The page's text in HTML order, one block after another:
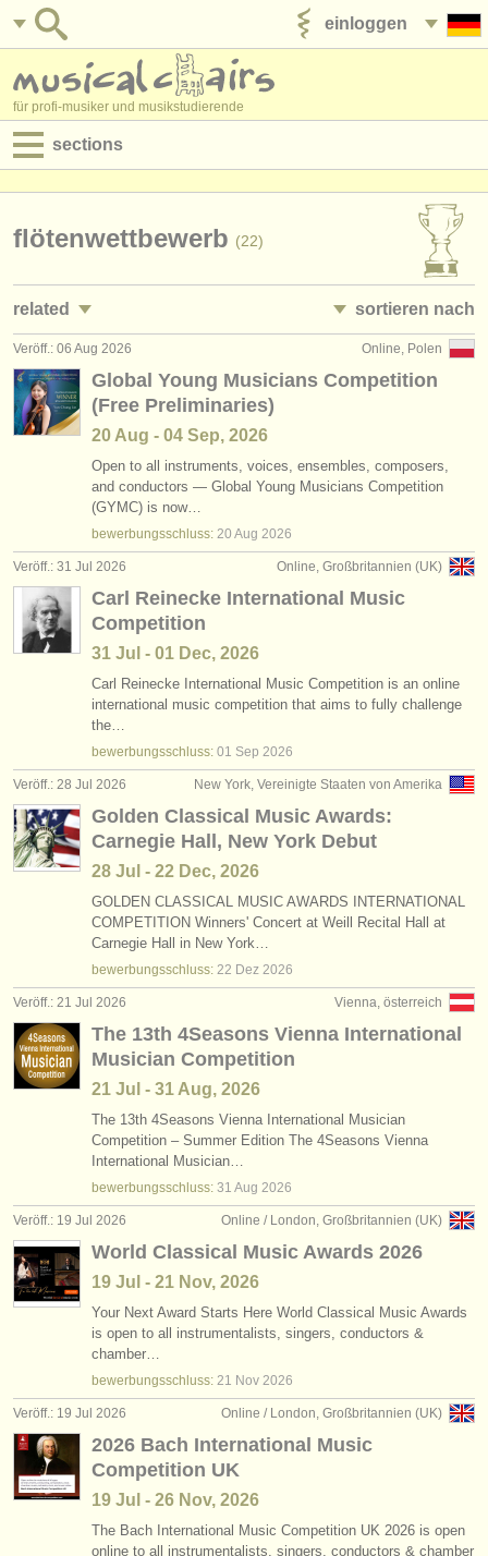
einloggen
für profi-musiker und musikstudierende
sections
jobs - verwaltung
degree courses
kurse
musikwettbewerbe
instrumentenverkauf
gestohlene instrumente
verzeichnisse:
orchester
musikhochschulen
jugendorchester
musicalchairs:
über musicalchairs
kontakt
rss feeds
nachrichten in der klassischen musik
verlage:
anzeige veröffentlichen
find out about ourATS
faq
einloggen
flötenwettbewerb (22)
related sortieren nach
jobs - aufführung: flöte
jobs - unterrichten: flöte (1)
degree courses: flöte
degree courses: baroque flute (2)
degree courses: volks/trad schnabelflöte/flöte (1)
kleinanzeigen flöte (78)
flöte verloren (162)
• herausgegeben
Online, Polen
Veröff.: 06 Aug 2026
Global Young Musicians Competition
(Free Preliminaries)
20 Aug - 04 Sep, 2026
Open to all instruments, voices, ensembles, composers,
and conductors — Global Young Musicians Competition
(GYMC) is now…
bewerbungsschluss: 20 Aug 2026
Online, Großbritannien (UK)
Veröff.: 31 Jul 2026
Carl Reinecke International Music
Competition
31 Jul - 01 Dec, 2026
Carl Reinecke International Music Competition is an online
international music competition that aims to fully challenge
the…
bewerbungsschluss: 01 Sep 2026
New York, Vereinigte Staaten von Amerika
Veröff.: 28 Jul 2026
Golden Classical Music Awards:
Carnegie Hall, New York Debut
28 Jul - 22 Dec, 2026
GOLDEN CLASSICAL MUSIC AWARDS INTERNATIONAL
COMPETITION Winners' Concert at Weill Recital Hall at
Carnegie Hall in New York…
bewerbungsschluss: 22 Dez 2026
Vienna, österreich
Veröff.: 21 Jul 2026
The 13th 4Seasons Vienna International
Musician Competition
21 Jul - 31 Aug, 2026
The 13th 4Seasons Vienna International Musician
Competition – Summer Edition The 4Seasons Vienna
International Musician…
bewerbungsschluss: 31 Aug 2026
Online / London, Großbritannien (UK)
Veröff.: 19 Jul 2026
World Classical Music Awards 2026
19 Jul - 21 Nov, 2026
Your Next Award Starts Here World Classical Music Awards
is open to all instrumentalists, singers, conductors &
chamber…
bewerbungsschluss: 21 Nov 2026
Online / London, Großbritannien (UK)
Veröff.: 19 Jul 2026
2026 Bach International Music
Competition UK
19 Jul - 26 Nov, 2026
The Bach International Music Competition UK 2026 is open
online to all instrumentalists, singers, conductors & chamber